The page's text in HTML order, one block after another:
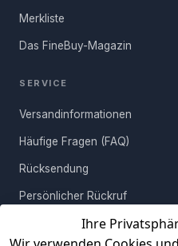
Welt gibt. Wenn das kein
Ihre
Merkliste
Das FineBuy-Magazin
SERVICE
Versandinformationen
Häufige Fragen (FAQ)
Rücksendung
Persönlicher Rückruf
Erfahrungen